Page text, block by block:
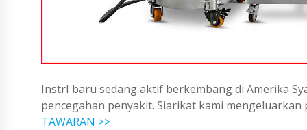
InstrI baru sedang aktif berkembang di Amerika
pencegahan penyakit. Siarikat kami
TAWARAN >>